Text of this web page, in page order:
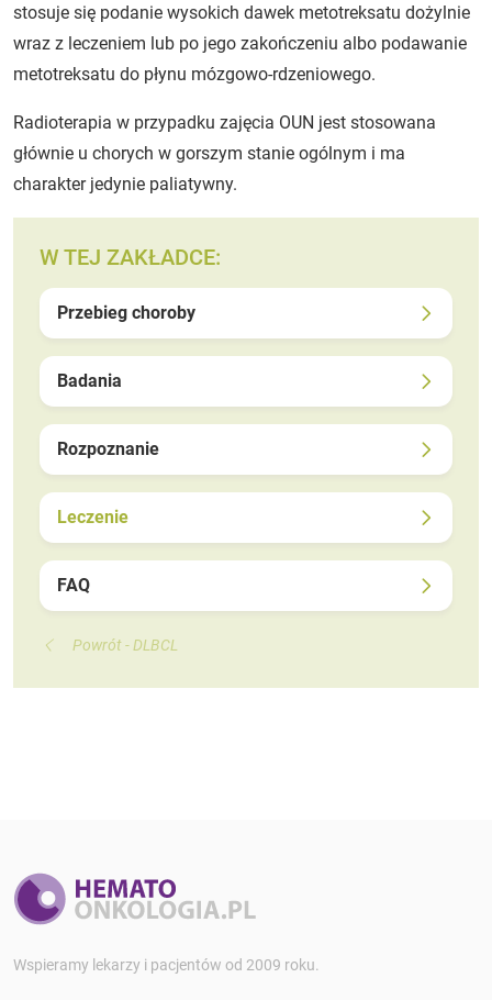
stosuje się podanie wysokich dawek metotreksatu dożylnie
wraz z leczeniem lub po jego zakończeniu albo podawanie
metotreksatu do płynu mózgowo-rdzeniowego.
Radioterapia w przypadku zajęcia OUN jest stosowana
głównie u chorych w gorszym stanie ogólnym i ma
charakter jedynie paliatywny.
W TEJ ZAKŁADCE:
Przebieg choroby
Badania
Rozpoznanie
Leczenie
FAQ
Powrót - DLBCL
Wspieramy lekarzy i pacjentów od 2009 roku.